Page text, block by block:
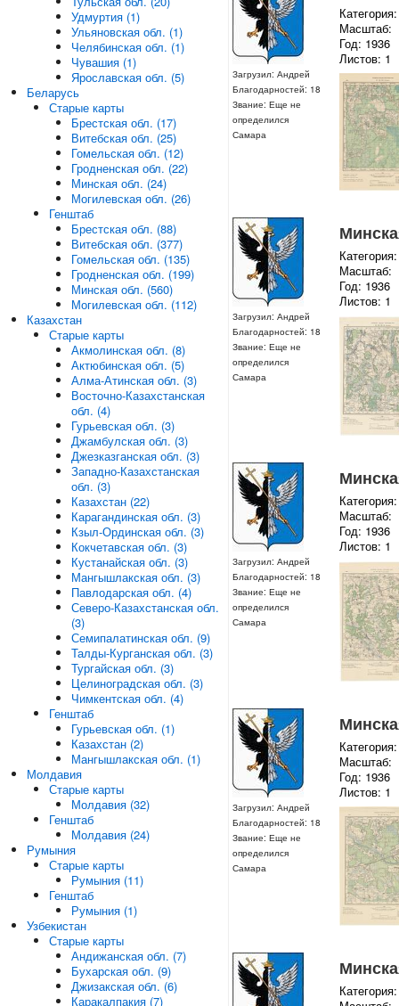
Загрузил: Андрей
Благодарностей: 18
Звание: Еще не
определился
Самара
Масштаб:
Год: 1936
Листов: 1
Загрузил: Андрей
Благодарностей: 18
Звание: Еще не
определился
Самара
Масштаб:
Год: 1936
Листов: 1
Загрузил: Андрей
Благодарностей: 18
Звание: Еще не
определился
Самара
Масштаб:
Год: 1936
Листов: 1
Загрузил: Андрей
Благодарностей: 18
Звание: Еще не
определился
Самара
Масштаб:
Год: 1936
Листов: 1
Удмуртия (1)
Ульяновская обл. (1)
Челябинская обл. (1)
Чувашия (1)
Ярославская обл. (5)
Беларусь
Старые карты
Брестская обл. (17)
Витебская обл. (25)
Гомельская обл. (12)
Гродненская обл. (22)
Минская обл. (24)
Могилевская обл. (26)
Генштаб
Брестская обл. (88)
Витебская обл. (377)
Гомельская обл. (135)
Гродненская обл. (199)
Минская обл. (560)
Могилевская обл. (112)
Казахстан
Старые карты
Акмолинская обл. (8)
Актюбинская обл. (5)
Алма-Атинская обл. (3)
Восточно-Казахстанская
обл. (4)
Гурьевская обл. (3)
Джамбулская обл. (3)
Джезказганская обл. (3)
Западно-Казахстанская
обл. (3)
Казахстан (22)
Карагандинская обл. (3)
Кзыл-Ординская обл. (3)
Кокчетавская обл. (3)
Кустанайская обл. (3)
Мангышлакская обл. (3)
Павлодарская обл. (4)
Северо-Казахстанская обл.
(3)
Семипалатинская обл. (9)
Талды-Курганская обл. (3)
Тургайская обл. (3)
Целиноградская обл. (3)
Чимкентская обл. (4)
Генштаб
Гурьевская обл. (1)
Казахстан (2)
Мангышлакская обл. (1)
Молдавия
Старые карты
Молдавия (32)
Генштаб
Молдавия (24)
Румыния
Старые карты
Румыния (11)
Генштаб
Румыния (1)
Узбекистан
Старые карты
Андижанская обл. (7)
Бухарская обл. (9)
Джизакская обл. (6)
Каракалпакия (7)